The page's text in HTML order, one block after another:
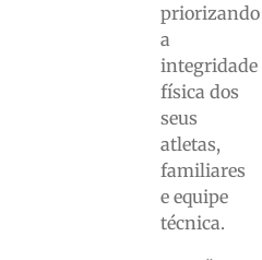
priorizando
a
integridade
física dos
seus
atletas,
familiares
e equipe
técnica.